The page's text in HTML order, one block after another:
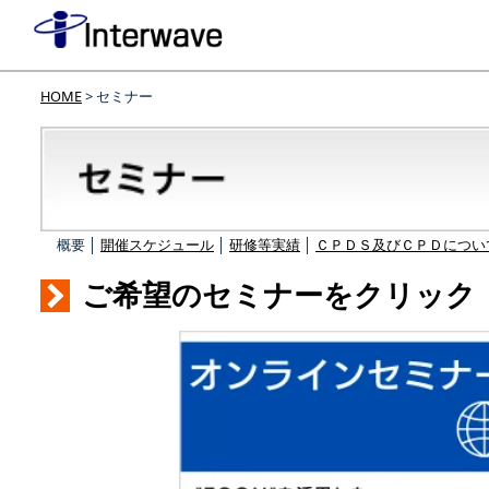
HOME> セミナー
概要 │ 開催スケジュール 研修等実績 ＣＰＤＳ及びＣＰＤにつ
ご希望のセミナーをクリック